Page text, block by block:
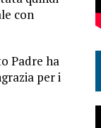
con
Padre ha
per i